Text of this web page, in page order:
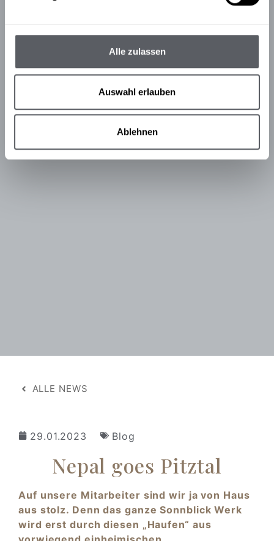
Alle zulassen
Auswahl erlauben
Ablehnen
ALLE NEWS
29.01.2023 Blog
Nepal goes Pitztal
Auf unsere Mitarbeiter sind wir ja von Haus
aus stolz. Denn das ganze Sonnblick Werk
wird erst durch diesen „Haufen“ aus